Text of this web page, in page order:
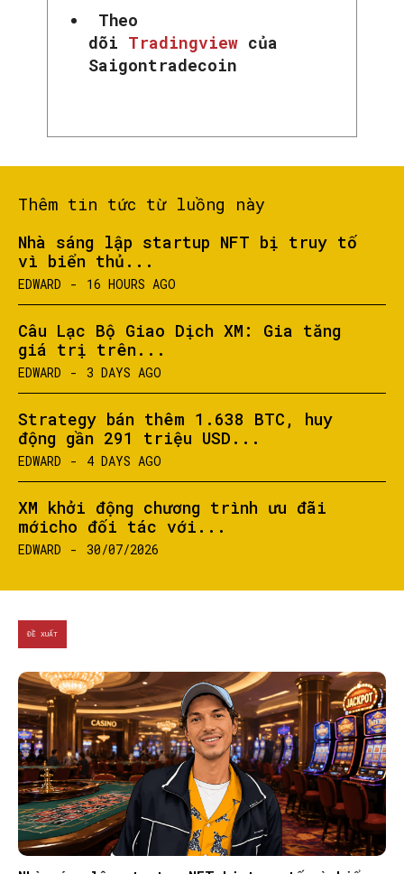
Theo
dõi Tradingview của
Saigontradecoin
Thêm tin tức từ luồng này
Nhà sáng lập startup NFT bị truy tố
vì biển thủ...
EDWARD - 16 HOURS AGO
Câu Lạc Bộ Giao Dịch XM: Gia tăng
giá trị trên...
EDWARD - 3 DAYS AGO
Strategy bán thêm 1.638 BTC, huy
động gần 291 triệu USD...
EDWARD - 4 DAYS AGO
XM khởi động chương trình ưu đãi
mớicho đối tác với...
EDWARD - 30/07/2026
ĐỀ XUẤT